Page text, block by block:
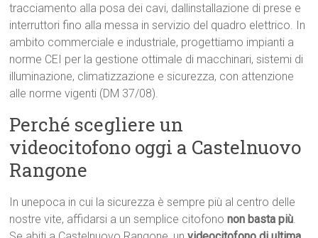
tracciamento alla posa dei cavi, dallinstallazione di prese e
interruttori fino alla messa in servizio del quadro elettrico. In
ambito commerciale e industriale, progettiamo impianti a
norme CEI per la gestione ottimale di macchinari, sistemi di
illuminazione, climatizzazione e sicurezza, con attenzione
alle norme vigenti (DM 37/08).
Perché scegliere un
videocitofono oggi a Castelnuovo
Rangone
In unepoca in cui la sicurezza è sempre più al centro delle
nostre vite, affidarsi a un semplice citofononon basta più.